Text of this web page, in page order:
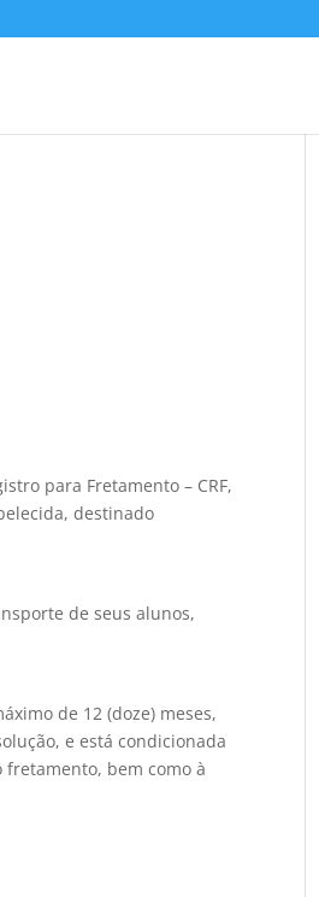
para Fretamento – CRF,
destinado
de seus alunos,
de 12 (doze) meses,
e está condicionada
fretamento, bem como à